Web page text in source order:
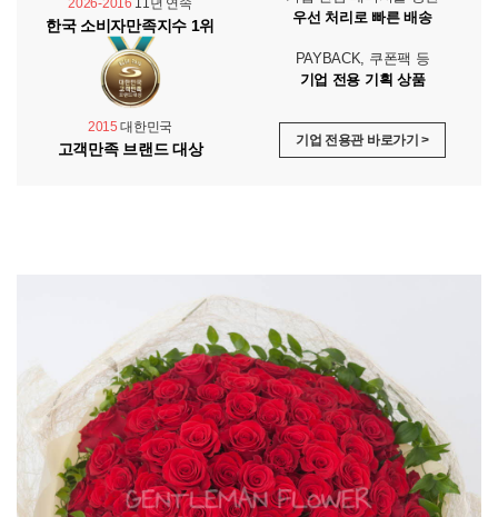
2026-2016 11년 연속
한국 소비자만족지수 1위
2015 대한민국
고객만족 브랜드 대상
우선 처리로 빠른 배송
PAYBACK, 쿠폰팩 등
기업 전용 기획 상품
기업 전용관 바로가기 >